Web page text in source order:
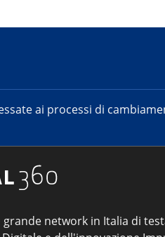
ai processi di
grande network in Italia di